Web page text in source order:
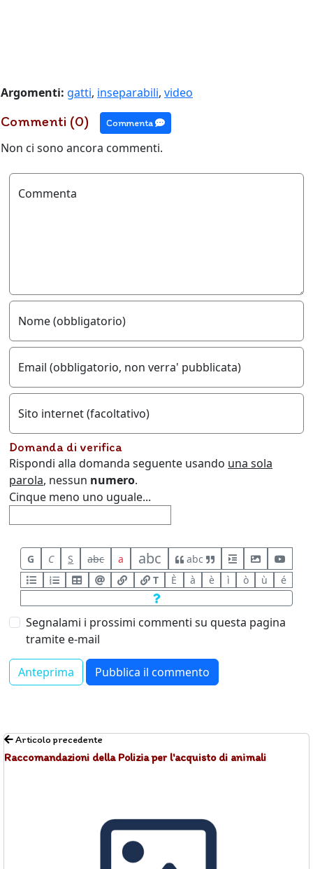
Argomenti: gatti, inseparabili, video
Commenti (0) Commenta
Non ci sono ancora commenti.
Commenta
Nome (obbligatorio)
Email (obbligatorio, non verra' pubblicata)
Sito internet (facoltativo)
Domanda di verifica
Rispondi alla domanda seguente usando una sola
parola, nessun numero.
Cinque meno uno uguale...
G C S abc a abc
abc
T
È à è ì ò ù é
Segnalami i prossimi commenti su questa pagina
tramite e-mail
Articolo precedente
Raccomandazioni della Polizia per l'acquisto di animali